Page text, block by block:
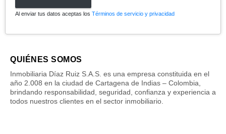
Al enviar tus datos aceptas los Términos de servicio y privacidad
QUIÉNES SOMOS
Inmobiliaria Díaz Ruiz S.A.S. es una empresa constituida en el
año 2.008 en la ciudad de Cartagena de Indias – Colombia,
brindando responsabilidad, seguridad, confianza y experiencia a
todos nuestros clientes en el sector inmobiliario.